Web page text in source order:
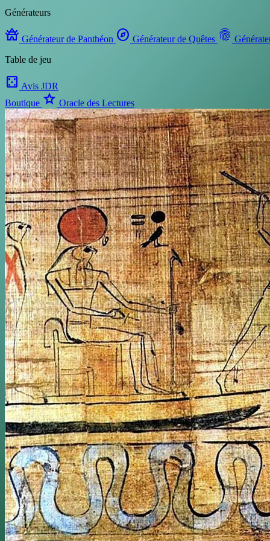
Générateurs
temple_buddhist Générateur de Panthéon explore Générateur de Quêtes fingerprint
Table de jeu
casino Avis JDR
Boutique star Oracle des Lectures